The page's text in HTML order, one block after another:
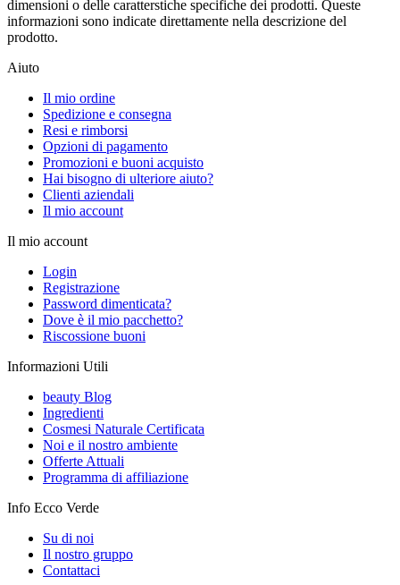
dimensioni o delle caratterstiche specifiche dei prodotti. Queste
informazioni sono indicate direttamente nella descrizione del
prodotto.
Aiuto
Il mio ordine
Spedizione e consegna
Resi e rimborsi
Opzioni di pagamento
Promozioni e buoni acquisto
Hai bisogno di ulteriore aiuto?
Clienti aziendali
Il mio account
Il mio account
Login
Registrazione
Password dimenticata?
Dove è il mio pacchetto?
Riscossione buoni
Informazioni Utili
beauty Blog
Ingredienti
Cosmesi Naturale Certificata
Noi e il nostro ambiente
Offerte Attuali
Programma di affiliazione
Info Ecco Verde
Su di noi
Il nostro gruppo
Contattaci